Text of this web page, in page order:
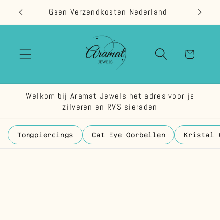
naar de
content
Geen Verzendkosten Nederland
Welkom bij Aramat Jewels het adres voor je
zilveren en RVS sieraden
Tongpiercings Cat Eye Oorbellen Kristal